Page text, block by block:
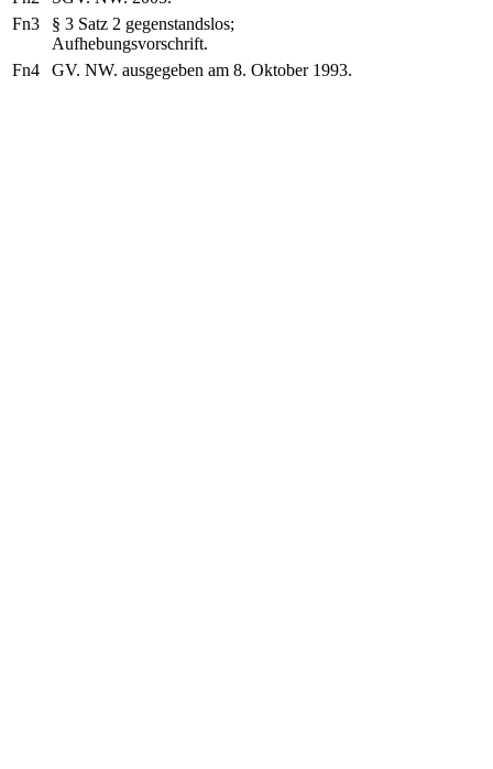
Fn3
§ 3 Satz 2 gegenstandslos;
Aufhebungsvorschrift.
Fn4
GV. NW. ausgegeben am 8. Oktober 1993.